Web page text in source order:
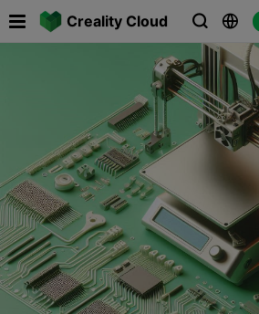
Creality Cloud  